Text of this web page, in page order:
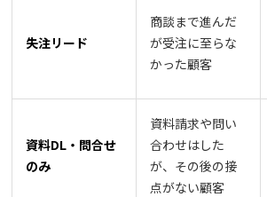
失注リード
商談まで進んだ
が受注に至らな
かった顧客
資料DL・問合せ
のみ
資料請求や問い
合わせはした
が、その後の接
点がない顧客